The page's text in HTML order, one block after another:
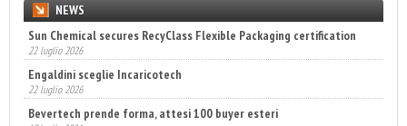
NEWS
Sun Chemical secures RecyClass Flexible Packaging certification
22 luglio 2026
Engaldini sceglie Incaricotech
22 luglio 2026
Bevertech prende forma, attesi 100 buyer esteri